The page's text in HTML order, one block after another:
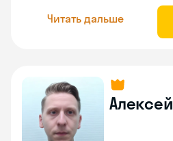
Читать дальше
Алексей